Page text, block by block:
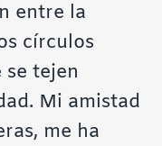
entre la
círculos
se tejen
Mi amistad
me ha